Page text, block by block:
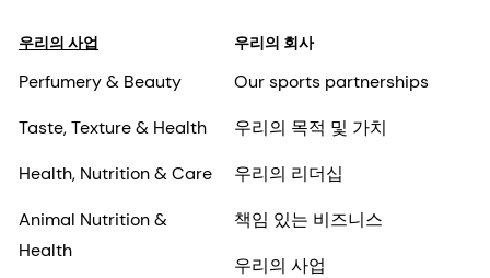
우리의 사업
Perfumery & Beauty
Taste, Texture & Health
Health, Nutrition & Care
Animal Nutrition &
Health
우리의 회사
Our sports partnerships
우리의 목적 및 가치
우리의 리더십
책임 있는 비즈니스
우리의 사업